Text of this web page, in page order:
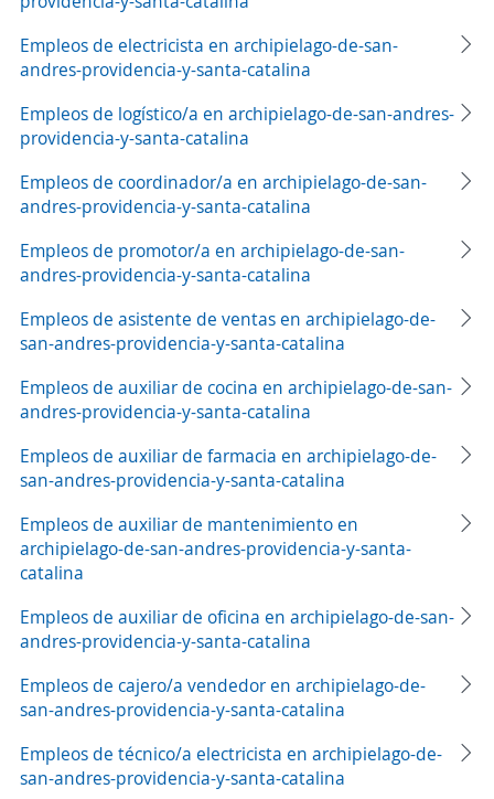
Empleos de electricista en archipielago-de-san-
andres-providencia-y-santa-catalina
Empleos de logístico/a en archipielago-de-san-andres-
providencia-y-santa-catalina
Empleos de coordinador/a en archipielago-de-san-
andres-providencia-y-santa-catalina
Empleos de promotor/a en archipielago-de-san-
andres-providencia-y-santa-catalina
Empleos de asistente de ventas en archipielago-de-
san-andres-providencia-y-santa-catalina
Empleos de auxiliar de cocina en archipielago-de-san-
andres-providencia-y-santa-catalina
Empleos de auxiliar de farmacia en archipielago-de-
san-andres-providencia-y-santa-catalina
Empleos de auxiliar de mantenimiento en
archipielago-de-san-andres-providencia-y-santa-
catalina
Empleos de auxiliar de oficina en archipielago-de-san-
andres-providencia-y-santa-catalina
Empleos de cajero/a vendedor en archipielago-de-
san-andres-providencia-y-santa-catalina
Empleos de técnico/a electricista en archipielago-de-
san-andres-providencia-y-santa-catalina